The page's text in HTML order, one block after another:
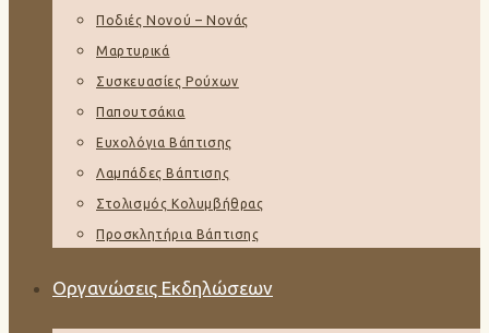
Ποδιές Νονού – Νονάς
Μαρτυρικά
Συσκευασίες Ρούχων
Παπουτσάκια
Ευχολόγια Βάπτισης
Λαμπάδες Βάπτισης
Στολισμός Κολυμβήθρας
Προσκλητήρια Βάπτισης
Οργανώσεις Εκδηλώσεων